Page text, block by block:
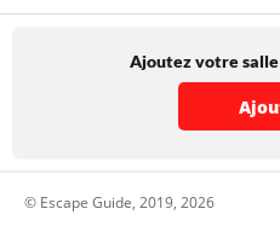
Ajoutez votre salle
© Escape Guide, 2019, 2026